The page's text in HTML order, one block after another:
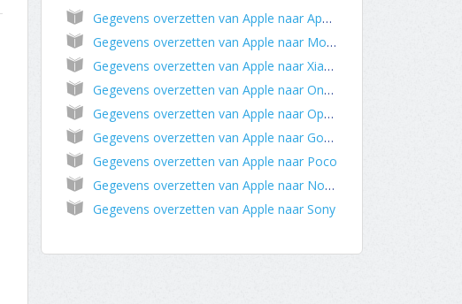
Gegevens overzetten van Apple naar Apple
Gegevens overzetten van Apple naar Motorola
Gegevens overzetten van Apple naar Xiaomi
Gegevens overzetten van Apple naar OnePlus
Gegevens overzetten van Apple naar Oppo
Gegevens overzetten van Apple naar Google
Gegevens overzetten van Apple naar Poco
Gegevens overzetten van Apple naar Nokia
Gegevens overzetten van Apple naar Sony